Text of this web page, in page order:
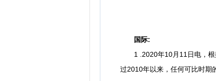
国际:
1 .2020年10月11日电，根
过2010年以来，任何可比时期